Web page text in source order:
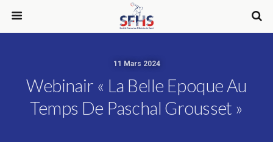
11 Mars 2024
Webinair « La Belle Epoque Au
Temps De Paschal Grousset »